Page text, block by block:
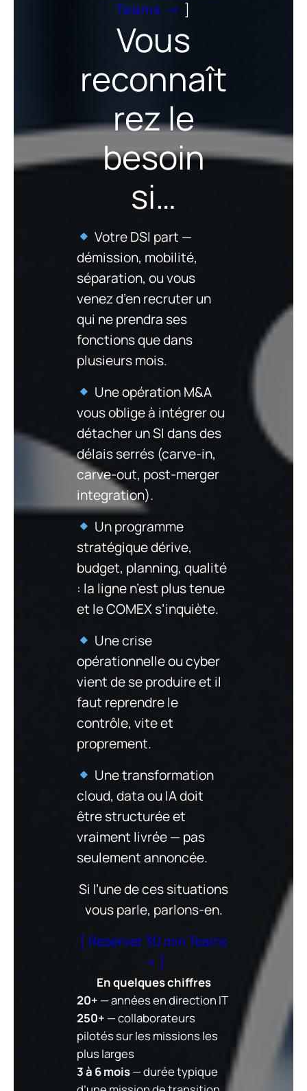
Teams → ]
Vous
reconnaît
rez le
besoin
si…
Votre DSI part —
démission, mobilité,
séparation, ou vous
venez d’en recruter un
qui ne prendra ses
fonctions que dans
plusieurs mois.
Une opération M&A
vous oblige à intégrer ou
détacher un SI dans des
délais serrés (carve-in,
carve-out, post-merger
integration).
Un programme
stratégique dérive,
budget, planning, qualité
: la ligne n’est plus tenue
et le COMEX s’inquiète.
Une crise
opérationnelle ou cyber
vient de se produire et il
faut reprendre le
contrôle, vite et
proprement.
Une transformation
cloud, data ou IA doit
être structurée et
vraiment livrée — pas
seulement annoncée.
Si l’une de ces situations
vous parle, parlons-en.
[ Réserver 30 min Teams
→ ]
En quelques chiffres
20+ — années en direction IT
250+ — collaborateurs
pilotés sur les missions les
plus larges
3 à 6 mois— durée typique